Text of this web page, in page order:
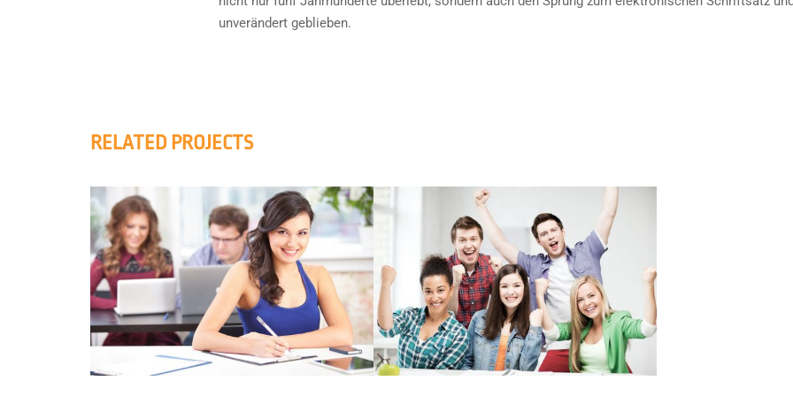
unverändert geblieben.
RELATED PROJECTS